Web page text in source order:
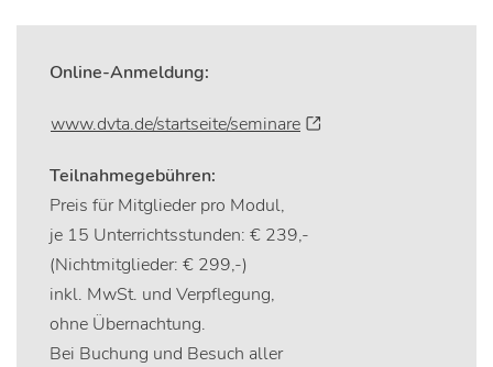
Online-Anmeldung:
www.dvta.de/startseite/seminare
Teilnahmegebühren:
Preis für Mitglieder pro Modul,
je 15 Unterrichtsstunden: € 239,-
(Nichtmitglieder: € 299,-)
inkl. MwSt. und Verpflegung,
ohne Übernachtung.
Bei Buchung und Besuch aller